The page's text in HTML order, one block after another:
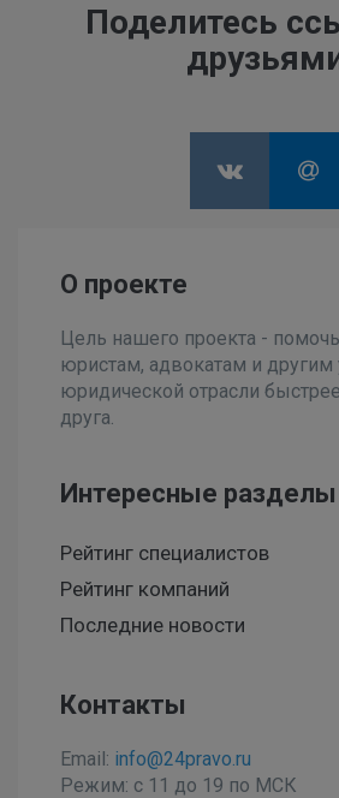
Поделитесь
О проекте
Цель нашего проекта -
юристам, адвокатам и другим
юридической отрасли
друга.
Интересные разделы
Рейтинг специалистов
Рейтинг компаний
Последние новости
Контакты
Email: info@24pravo.ru
Режим: с 11 до 19 по МСК